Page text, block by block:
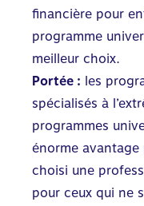
financière pour
programme
meilleur choix.
Portée : les
spécialisés à
programmes
énorme
choisi une
pour ceux qui ne